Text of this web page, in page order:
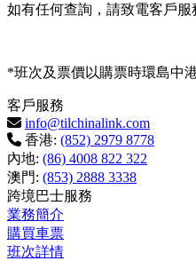
如有任何查詢，請致電客戶服
*班次及票價以購票時環島中
客戶服務
info@tilchinalink.com
香港: (852) 2979 8778
內地: (86) 4008 822 322
澳門: (853) 2888 3338
跨境巴士服務
業務簡介
購買車票
班次詳情